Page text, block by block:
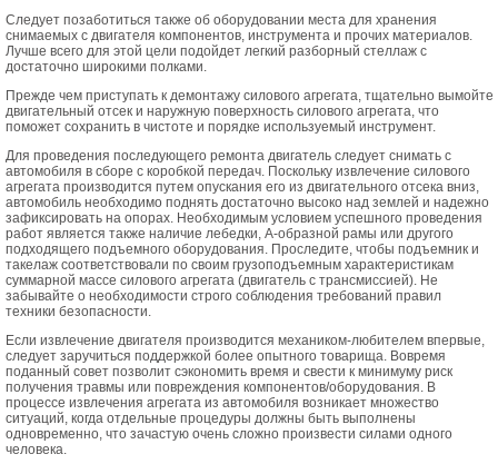
Следует позаботиться также об оборудовании места для хранения
снимаемых с двигателя компонентов, инструмента и прочих материалов.
Лучше всего для этой цели подойдет легкий разборный стеллаж с
достаточно широкими полками.
Прежде чем приступать к демонтажу силового агрегата, тщательно вымойте
двигательный отсек и наружную поверхность силового агрегата, что
поможет сохранить в чистоте и порядке используемый инструмент.
Для проведения последующего ремонта двигатель следует снимать с
автомобиля в сборе с коробкой передач. Поскольку извлечение силового
агрегата производится путем опускания его из двигательного отсека вниз,
автомобиль необходимо поднять достаточно высоко над землей и надежно
зафиксировать на опорах. Необходимым условием успешного проведения
работ является также наличие лебедки, А-образной рамы или другого
подходящего подъемного оборудования. Проследите, чтобы подъемник и
такелаж соответствовали по своим грузоподъемным характеристикам
суммарной массе силового агрегата (двигатель с трансмиссией). Не
забывайте о необходимости строго соблюдения требований правил
техники безопасности.
Если извлечение двигателя производится механиком-любителем впервые,
следует заручиться поддержкой более опытного товарища. Вовремя
поданный совет позволит сэкономить время и свести к минимуму риск
получения травмы или повреждения компонентов/оборудования. В
процессе извлечения агрегата из автомобиля возникает множество
ситуаций, когда отдельные процедуры должны быть выполнены
одновременно, что зачастую очень сложно произвести силами одного
человека.